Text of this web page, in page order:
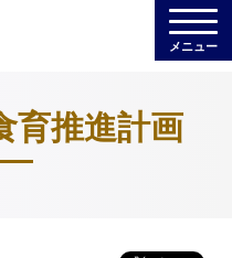
メニュー
育推進計画